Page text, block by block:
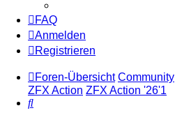
FAQ
Anmelden
Registrieren
Foren-Übersicht Community
ZFX Action ZFX Action '26'1
Suche